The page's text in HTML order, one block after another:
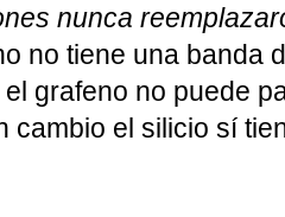
nunca
no tiene una banda
grafeno no puede
cambio el silicio sí